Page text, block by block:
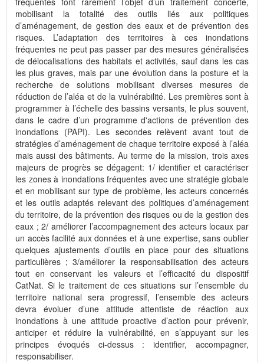
mobilisant la totalité des outils liés aux politiques
d’aménagement, de gestion des eaux et de prévention des
risques. L’adaptation des territoires à ces inondations
fréquentes ne peut pas passer par des mesures généralisées
de délocalisations des habitats et activités, sauf dans les cas
les plus graves, mais par une évolution dans la posture et la
recherche de solutions mobilisant diverses mesures de
réduction de l’aléa et de la vulnérabilité. Les premières sont à
programmer à l’échelle des bassins versants, le plus souvent,
dans le cadre d’un programme d'actions de prévention des
inondations (PAPI). Les secondes relèvent avant tout de
stratégies d’aménagement de chaque territoire exposé à l’aléa
mais aussi des bâtiments. Au terme de la mission, trois axes
majeurs de progrès se dégagent: 1/ identifier et caractériser
les zones à inondations fréquentes avec une stratégie globale
et en mobilisant sur type de problème, les acteurs concernés
et les outils adaptés relevant des politiques d’aménagement
du territoire, de la prévention des risques ou de la gestion des
eaux ; 2/ améliorer l’accompagnement des acteurs locaux par
un accès facilité aux données et à une expertise, sans oublier
quelques ajustements d’outils en place pour des situations
particulières ; 3/améliorer la responsabilisation des acteurs
tout en conservant les valeurs et l’efficacité du dispositif
CatNat. Si le traitement de ces situations sur l’ensemble du
territoire national sera progressif, l’ensemble des acteurs
devra évoluer d’une attitude attentiste de réaction aux
inondations à une attitude proactive d’action pour prévenir,
anticiper et réduire la vulnérabilité, en s’appuyant sur les
principes évoqués ci-dessus : identifier, accompagner,
responsabiliser.